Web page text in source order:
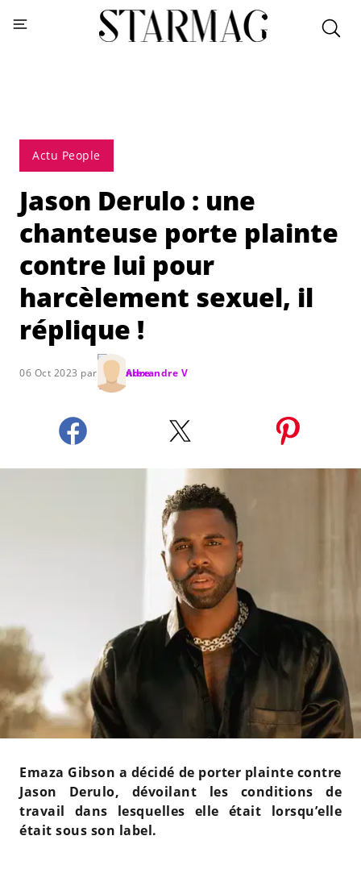
Actu People
Jason Derulo : une
chanteuse porte plainte
contre lui pour
harcèlement sexuel, il
réplique !
06 Oct 2023 par Alexandre V
Emaza Gibson a décidé de porter plainte contre
Jason Derulo, dévoilant les conditions de
travail dans lesquelles elle était lorsqu’elle
était sous son label.